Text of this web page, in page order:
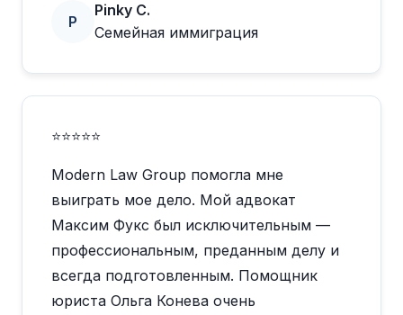
P
Pinky C.
Семейная иммиграция
⭐⭐⭐⭐⭐
Modern Law Group помогла мне
выиграть мое дело. Мой адвокат
Максим Фукс был исключительным —
профессиональным, преданным делу и
всегда подготовленным. Помощник
юриста Ольга Конева очень